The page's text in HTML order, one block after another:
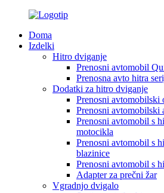
Doma
Izdelki
Hitro dviganje
Prenosni avtomobil
Prenosna avto hitra
Dodatki za hitro dviganje
Prenosni
Prenosni avtomobilski
Prenosni avtomobil s
motocikla
Prenosni avtomobil s
blazinice
Prenosni avtomobil s
Adapter za prečni žar
Vgradnjo dvigalo